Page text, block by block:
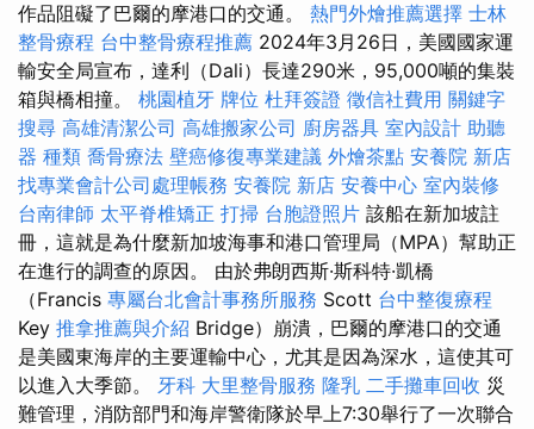
作品阻礙了巴爾的摩港口的交通。 熱門外燴推薦選擇 士林
整骨療程 台中整骨療程推薦 2024年3月26日，美國國家運
輸安全局宣布，達利（Dali）長達290米，95,000噸的集裝
箱與橋相撞。 桃園植牙 牌位 杜拜簽證 徵信社費用 關鍵字
搜尋 高雄清潔公司 高雄搬家公司 廚房器具 室內設計 助聽
器 種類 喬骨療法 壁癌修復專業建議 外燴茶點 安養院 新店
找專業會計公司處理帳務 安養院 新店 安養中心 室內裝修
台南律師 太平脊椎矯正 打掃 台胞證照片 該船在新加坡註
冊，這就是為什麼新加坡海事和港口管理局（MPA）幫助正
在進行的調查的原因。 由於弗朗西斯·斯科特·凱橋
（Francis 專屬台北會計事務所服務 Scott 台中整復療程
Key 推拿推薦與介紹 Bridge）崩潰，巴爾的摩港口的交通
是美國東海岸的主要運輸中心，尤其是因為深水，這使其可
以進入大季節。 牙科 大里整骨服務 隆乳 二手攤車回收 災
難管理，消防部門和海岸警衛隊於早上7:30舉行了一次聯合